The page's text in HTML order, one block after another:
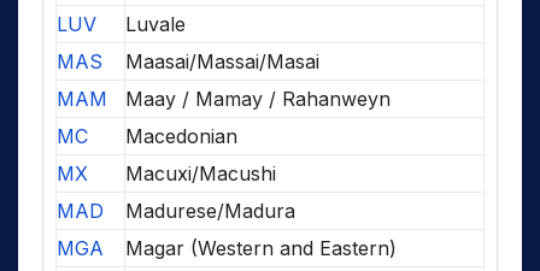
LUV
Luvale
MAS
Maasai/Massai/Masai
MAM
Maay / Mamay / Rahanweyn
MC
Macedonian
MX
Macuxi/Macushi
MAD
Madurese/Madura
MGA
Magar (Western and Eastern)